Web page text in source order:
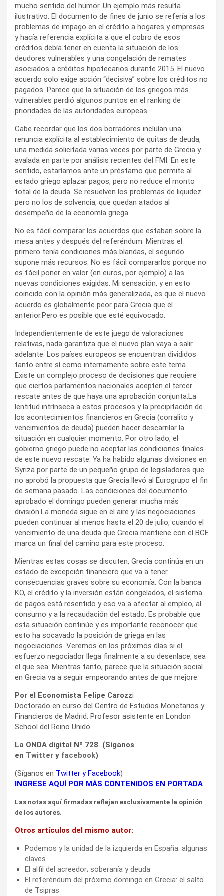
mucho sentido del humor. Un ejemplo más resulta
ilustrativo: El documento de fines de junio se refería a los
problemas de impago en el crédito a hogares y empresas
y hacía referencia explícita a que el cobro de esos
créditos debía tener en cuenta la situación de los
deudores vulnerables y una congelación de remates
asociados a créditos hipotecarios durante 2015. El nuevo
acuerdo solo exige acción “decisiva” sobre los créditos no
pagados. Parece que la situación de los griegos más
vulnerables perdió algunos puntos en el ranking de
prioridades de las autoridades europeas.
Cabe recordar que los dos borradores incluían una
renuncia explícita al establecimiento de quitas de deuda,
una medida solicitada varias veces por parte de Grecia y
avalada en parte por análisis recientes del FMI. En este
sentido, estaríamos ante un préstamo que permite al
estado griego aplazar pagos, pero no reduce el monto
total de la deuda. Se resuelven los problemas de liquidez
pero no los de solvencia, que quedan atados al
desempeño de la economía griega.
No es fácil comparar los acuerdos que estaban sobre la
mesa antes y después del referéndum. Mientras el
primero tenía condiciones más blandas, el segundo
supone más recursos. No es fácil compararlos porque no
es fácil poner en valor (en euros, por ejemplo) a las
nuevas condiciones exigidas. Mi sensación, y en esto
coincido con la opinión más generalizada, es que el nuevo
acuerdo es globalmente peor para Grecia que el
anterior.Pero es posible que esté equivocado.
Independientemente de este juego de valoraciones
relativas, nada garantiza que el nuevo plan vaya a salir
adelante. Los países europeos se encuentran divididos
tanto entre sí como internamente sobre este tema.
Existe un complejo proceso de decisiones que requiere
que ciertos parlamentos nacionales acepten el tercer
rescate antes de que haya una aprobación conjunta.La
lentitud intrínseca a estos procesos y la precipitación de
los acontecimientos financieros en Grecia (corralito y
vencimientos de deuda) pueden hacer descarrilar la
situación en cualquier momento. Por otro lado, el
gobierno griego puede no aceptar las condiciones finales
de este nuevo rescate. Ya ha habido algunas divisiones en
Syriza por parte de un pequeño grupo de legisladores que
no aprobó la propuesta que Grecia llevó al Eurogrupo el fin
de semana pasado. Las condiciones del documento
aprobado el domingo pueden generar mucha más
división.La moneda sigue en el aire y las negociaciones
pueden continuar al menos hasta el 20 de julio, cuando el
vencimiento de una deuda que Grecia mantiene con el BCE
marca un final del camino para este proceso.
Mientras estas cosas se discuten, Grecia continúa en un
estado de excepción financiero que va a tener
consecuencias graves sobre su economía. Con la banca
KO, el crédito y la inversión están congelados, el sistema
de pagos está resentido y eso va a afectar al empleo, al
consumo y a la recaudación del estado. Es probable que
esta situación continúe y es importante reconocer que
esto ha socavado la posición de griega en las
negociaciones. Veremos en los próximos días si el
esfuerzo negociador llega finalmente a su desenlace, sea
el que sea. Mientras tanto, parece que la situación social
en Grecia va a seguir empeorando antes de que mejore.
Por el Economista Felipe Carozzi
Doctorado en curso del Centro de Estudios Monetarios y
Financieros de Madrid. Profesor asistente en London
School del Reino Unido.
La ONDA digital Nº 728 (Síganos
en Twitter y facebook)
(Síganos en Twitter yFacebook)
INGRESE AQUÍ POR MÁS CONTENIDOS EN PORTADA
Las notas aquí firmadas reflejan exclusivamente la opinión
de los autores.
Otros artículos del mismo autor:
Podemos y la unidad de la izquierda en España: algunas
claves
El alfil del acreedor; soberanía y deuda
El referéndum del próximo domingo en Grecia: el salto
de Tsipras